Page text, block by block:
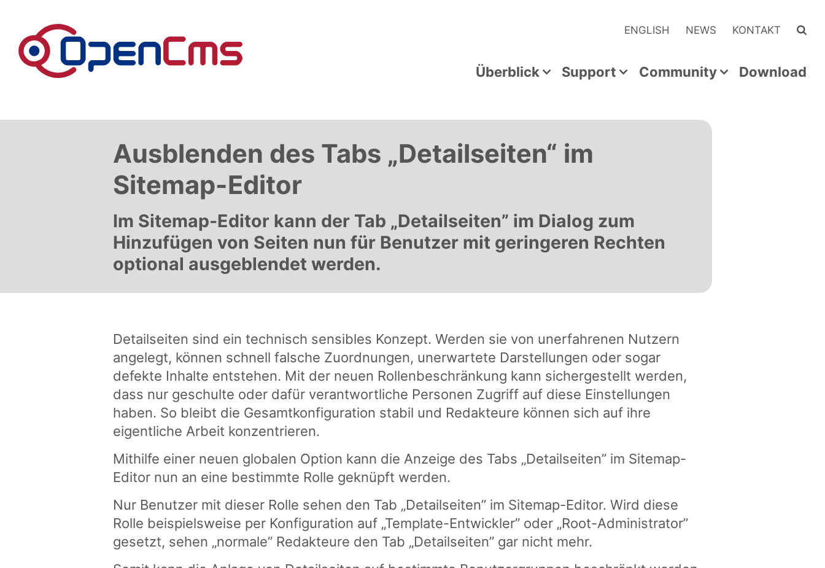
ENGLISH NEWS KONTAKT
Überblick Support Community Download
Ausblenden des Tabs „Detailseiten“ im
Sitemap-Editor
Im Sitemap-Editor kann der Tab „Detailseiten” im Dialog zum
Hinzufügen von Seiten nun für Benutzer mit geringeren Rechten
optional ausgeblendet werden.
Detailseiten sind ein technisch sensibles Konzept. Werden sie von unerfahrenen Nutzern
angelegt, können schnell falsche Zuordnungen, unerwartete Darstellungen oder sogar
defekte Inhalte entstehen. Mit der neuen Rollenbeschränkung kann sichergestellt werden,
dass nur geschulte oder dafür verantwortliche Personen Zugriff auf diese Einstellungen
haben. So bleibt die Gesamtkonfiguration stabil und Redakteure können sich auf ihre
eigentliche Arbeit konzentrieren.
Mithilfe einer neuen globalen Option kann die Anzeige des Tabs „Detailseiten” im Sitemap-
Editor nun an eine bestimmte Rolle geknüpft werden.
Nur Benutzer mit dieser Rolle sehen den Tab „Detailseiten” im Sitemap-Editor. Wird diese
Rolle beispielsweise per Konfiguration auf „Template-Entwickler” oder „Root-Administrator”
gesetzt, sehen „normale” Redakteure den Tab „Detailseiten” gar nicht mehr.